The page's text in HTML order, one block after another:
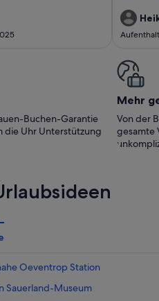
ist im
Terrasse
bietet
tolles Haus!
Buchen-Garantie
die Uhr Unterstützung
Mehr
Von der
gesamte
Oeventrop Station
Sauerland-Museum